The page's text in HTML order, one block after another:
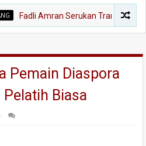
Amran Serukan Transformasi
Pemain Diaspora
Pelatih Biasa